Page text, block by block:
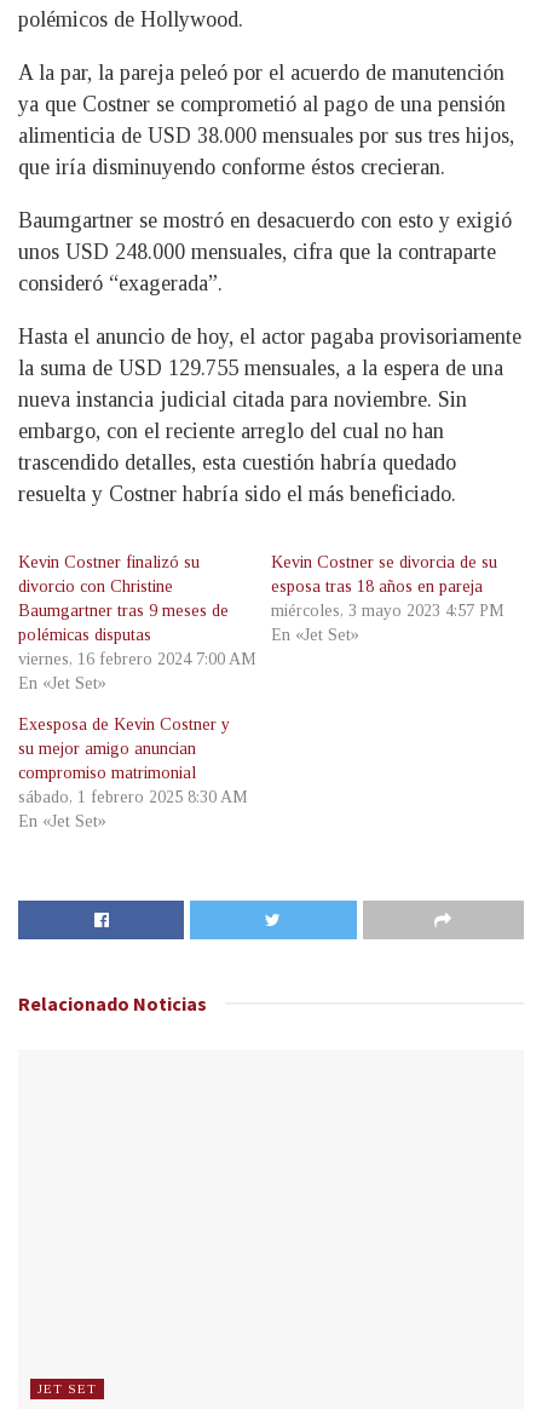
polémicos de Hollywood.
A la par, la pareja peleó por el acuerdo de manutención
ya que Costner se comprometió al pago de una pensión
alimenticia de USD 38.000 mensuales por sus tres hijos,
que iría disminuyendo conforme éstos crecieran.
Baumgartner se mostró en desacuerdo con esto y exigió
unos USD 248.000 mensuales, cifra que la contraparte
consideró “exagerada”.
Hasta el anuncio de hoy, el actor pagaba provisoriamente
la suma de USD 129.755 mensuales, a la espera de una
nueva instancia judicial citada para noviembre. Sin
embargo, con el reciente arreglo del cual no han
trascendido detalles, esta cuestión habría quedado
resuelta y Costner habría sido el más beneficiado.
Kevin Costner finalizó su
divorcio con Christine
Baumgartner tras 9 meses de
polémicas disputas
viernes, 16 febrero 2024 7:00 AM
En «Jet Set»
Kevin Costner se divorcia de su
esposa tras 18 años en pareja
miércoles, 3 mayo 2023 4:57 PM
En «Jet Set»
Exesposa de Kevin Costner y
su mejor amigo anuncian
compromiso matrimonial
sábado, 1 febrero 2025 8:30 AM
En «Jet Set»
Relacionado Noticias
JET SET